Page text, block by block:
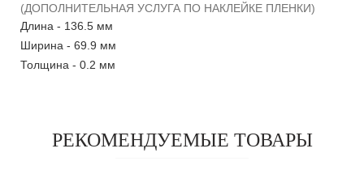
(ДОПОЛНИТЕЛЬНАЯ УСЛУГА ПО НАКЛЕЙКЕ ПЛЕНКИ)
Длина - 136.5 мм
Ширина - 69.9 мм
Толщина - 0.2 мм
РЕКОМЕНДУЕМЫЕ ТОВАРЫ